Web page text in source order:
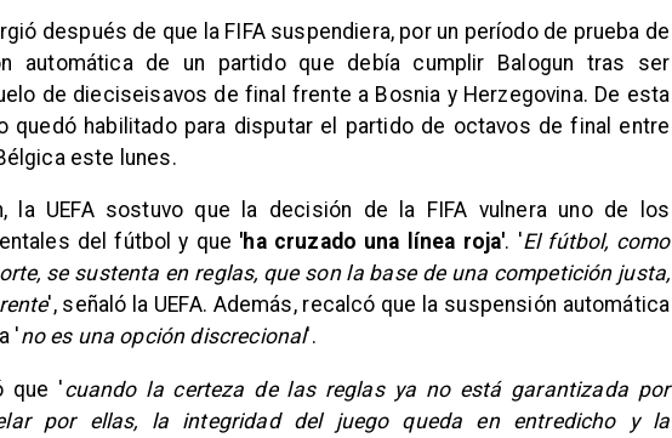
después de que la FIFA suspendiera, por un período de prueba de
automática de un partido que debía cumplir Balogun tras ser
de dieciseisavos de final frente a Bosnia y Herzegovina. De esta
quedó habilitado para disputar el partido de octavos de final entre
este lunes.
la UEFA sostuvo que la decisión de la FIFA vulnera uno de los
del fútbol y que 'ha cruzado una línea roja'. 'El fútbol, como
se sustenta en reglas, que son la base de una competición justa,
', señaló la UEFA. Además, recalcó que la suspensión automática
'no es una opción discrecional'.
que 'cuando la certeza de las reglas ya no está garantizada por
por ellas, la integridad del juego queda en entredicho y la